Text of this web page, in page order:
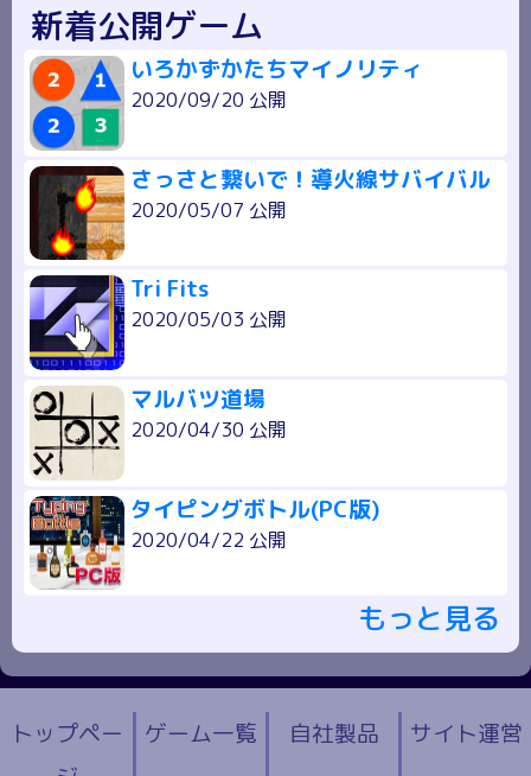
新着公開ゲーム
いろかずかたちマイノリティ
2020/09/20 公開
さっさと繋いで！導火線サバイバル
2020/05/07 公開
Tri Fits
2020/05/03 公開
マルバツ道場
2020/04/30 公開
タイピングボトル(PC版)
2020/04/22 公開
もっと見る
トップペー
ゲーム一覧 自社製品 サイト運営